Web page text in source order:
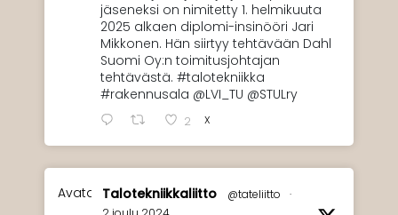
jäseneksi on nimitetty 1. helmikuuta
2025 alkaen diplomi-insinööri Jari
Mikkonen. Hän siirtyy tehtävään Dahl
Suomi Oy:n toimitusjohtajan
tehtävästä. #talotekniikka
#rakennusala @LVI_TU @STULry
2 X
Avatar Talotekniikkaliitto @tateliitto
·